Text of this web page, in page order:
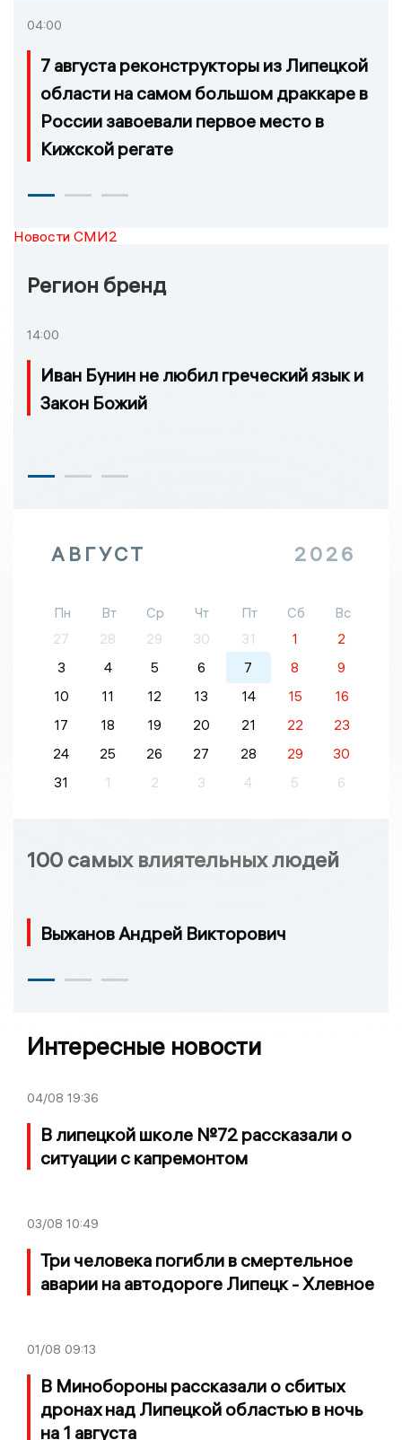
04:00
7 августа реконструкторы из Липецкой
области на самом большом драккаре в
России завоевали первое место в
Кижской регате
Новости СМИ2
Регион бренд
14:00
Иван Бунин не любил греческий язык и
Закон Божий
АВГУСТ 2026
Пн Вт Ср Чт Пт Сб
Вс
27
28 29 30 31 1
2
3
4 5 6 7 8
9
10
11 12 13 14 15
16
17
18 19 20 21 22
23
24
25 26 27 28 29
30
31
1 2 3 4 5 6
100 самых влиятельных людей
Выжанов Андрей Викторович
Интересные новости
04/08 19:36
В липецкой школе №72 рассказали о
ситуации с капремонтом
03/08 10:49
Три человека погибли в смертельное
аварии на автодороге Липецк - Хлевное
01/08 09:13
В Минобороны рассказали о сбитых
дронах над Липецкой областью в ночь
на 1 августа